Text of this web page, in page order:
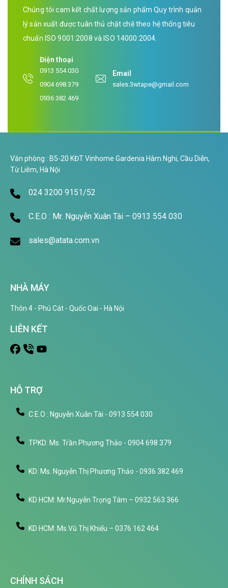
Chúng tôi cam kết chất lượng sản phẩm Quy trình quản
lý sản xuất được tuân thủ chặt chẽ theo hệ thống tiêu
chuẩn ISO 9001:2008 và ISO 14000:2004.
Điện thoại
0913 554 030
0904 698 379
0936 382 469
Email
sales.3wtape@gmail.com
Văn phòng : B5-20 KĐT Vinhome Gardenia Hàm Nghi, Cầu Diễn,
Từ Liêm, Hà Nội
024 3200 9151/52
C.E.O : Mr. Nguyễn Xuân Tài – 0913 554 030
sales@atata.com.vn
NHÀ MÁY
Thôn 4 - Phú Cát - Quốc Oai - Hà Nội
LIÊN KẾT
HỖ TRỢ
C.E.O : Nguyễn Xuân Tài - 0913 554 030
TPKD: Ms. Trần Phương Thảo - 0904 698 379
KD: Ms. Nguyễn Thị Phương Thảo - 0936 382 469
KD HCM: Mr.Nguyễn Trọng Tám – 0932 563 366
KD HCM: Ms.Vũ Thị Khiếu – 0376 162 464
CHÍNH SÁCH